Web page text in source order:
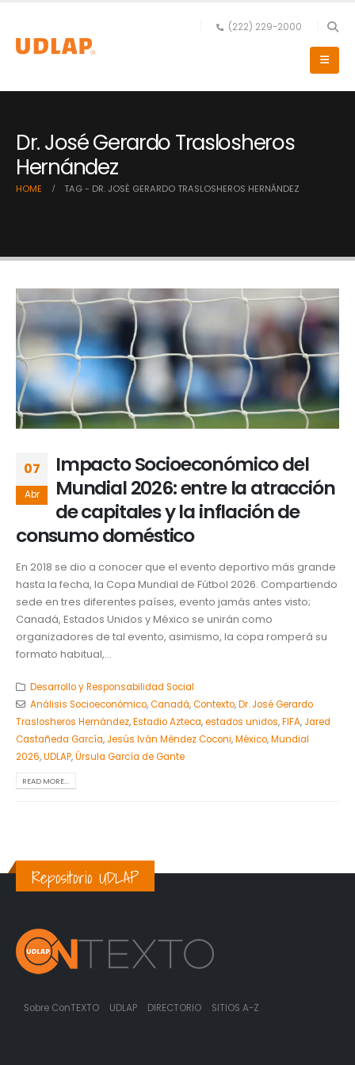
(222) 229-2000
Dr. José Gerardo Traslosheros
Hernández
HOME TAG - DR. JOSÉ GERARDO TRASLOSHEROS HERNÁNDEZ
07
Abr
Impacto Socioeconómico del
Mundial 2026: entre la atracción
de capitales y la inflación de
consumo doméstico
En 2018 se dio a conocer que el evento deportivo más grande
hasta la fecha, la Copa Mundial de Fútbol 2026. Compartiendo
sede en tres diferentes países, evento jamás antes visto;
Canadá, Estados Unidos y México se unirán como
organizadores de tal evento, asimismo, la copa romperá su
formato habitual,...
Desarrollo y Responsabilidad Social
Análisis Socioeconómico,Canadá,Contexto,Dr. José Gerardo
Traslosheros Hernández,Estadio Azteca,estados unidos,FIFA, Jared
Castañeda García, Jesús Iván Méndez Coconi,México,Mundial
2026,UDLAP,Úrsula García de Gante
READ MORE...
Repositorio UDLAP
Sobre ConTEXTO UDLAP DIRECTORIO SITIOS A-Z